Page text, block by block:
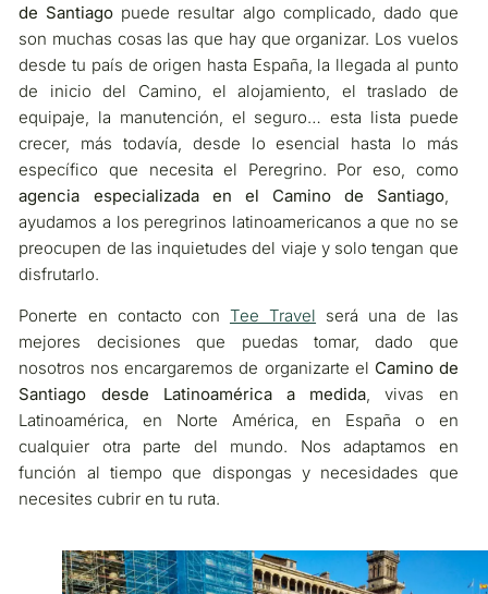
de Santiago puede resultar algo complicado, dado que
son muchas cosas las que hay que organizar. Los vuelos
desde tu país de origen hasta España, la llegada al punto
de inicio del Camino, el alojamiento, el traslado de
equipaje, la manutención, el seguro… esta lista puede
crecer, más todavía, desde lo esencial hasta lo más
específico que necesita el Peregrino. Por eso, como
agencia especializada en el Camino de Santiago,
ayudamos a los peregrinos latinoamericanos a que no se
preocupen de las inquietudes del viaje y solo tengan que
disfrutarlo.
Ponerte en contacto con Tee Travel será una de las
mejores decisiones que puedas tomar, dado que
nosotros nos encargaremos de organizarte el Camino de
Santiago desde Latinoamérica a medida, vivas en
Latinoamérica, en Norte América, en España o en
cualquier otra parte del mundo. Nos adaptamos en
función al tiempo que dispongas y necesidades que
necesites cubrir en tu ruta.